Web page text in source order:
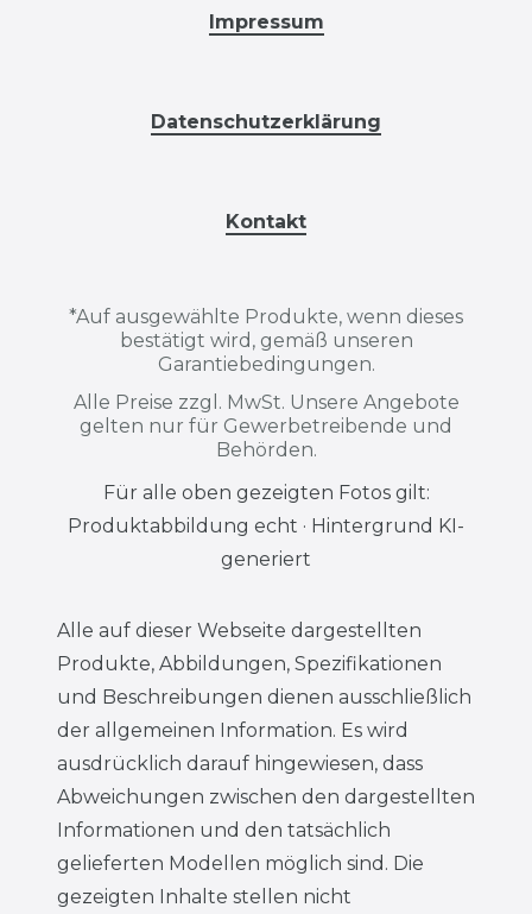
Impressum
Datenschutzerklärung
Kontakt
*Auf ausgewählte Produkte, wenn dieses
bestätigt wird, gemäß unseren
Garantiebedingungen.
Alle Preise zzgl. MwSt. Unsere Angebote
gelten nur für Gewerbetreibende und
Behörden.
Für alle oben gezeigten Fotos gilt:
Produktabbildung echt · Hintergrund KI-
generiert
Alle auf dieser Webseite dargestellten
Produkte, Abbildungen, Spezifikationen
und Beschreibungen dienen ausschließlich
der allgemeinen Information. Es wird
ausdrücklich darauf hingewiesen, dass
Abweichungen zwischen den dargestellten
Informationen und den tatsächlich
gelieferten Modellen möglich sind. Die
gezeigten Inhalte stellen nicht